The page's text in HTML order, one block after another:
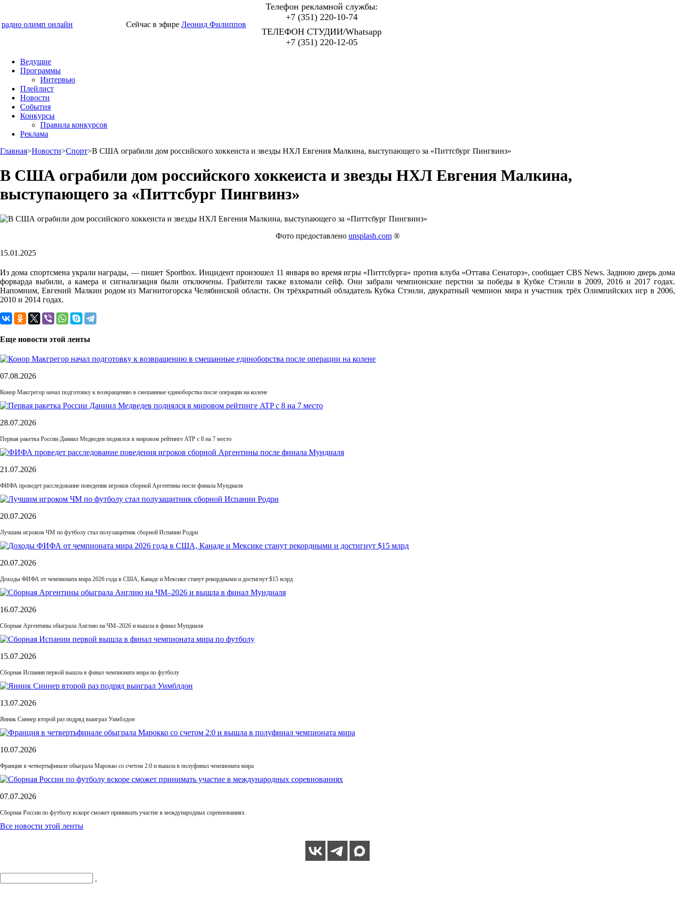
радио олимп онлайн Сейчас в эфире Леонид Филиппов
Телефон рекламной службы:
+7 (351) 220-10-74
ТЕЛЕФОН СТУДИИ/Whatsapp
+7 (351) 220-12-05
Ведущие
Программы
Интервью
Плейлист
Новости
События
Конкурсы
Правила конкурсов
Реклама
Главная>Новости>Спорт>В США ограбили дом российского хоккеиста и звезды НХЛ Евгения Малкина, выступающего за «Питтсбург Пингвинз»
В США ограбили дом российского хоккеиста и звезды НХЛ Евгения Малкина,
выступающего за «Питтсбург Пингвинз»
Фото предоставлено unsplash.com®
15.01.2025
Из дома спортсмена украли награды, — пишет Sportbox. Инцидент произошел 11 января во время игры «Питтсбурга» против клуба «Оттава Сенаторз», сообщает CBS News. Заднюю дверь дома
форварда выбили, а камера и сигнализация были отключены. Грабители также взломали сейф. Они забрали чемпионские перстни за победы в Кубке Стэнли в 2009, 2016 и 2017 годах.
Напомним, Евгений Малкин родом из Магнитогорска Челябинской области. Он трёхкратный обладатель Кубка Стэнли, двукратный чемпион мира и участник трёх Олимпийских игр в 2006,
2010 и 2014 годах.
Еще новости этой ленты
07.08.2026
Конор Макгрегор начал подготовку к возвращению в смешанные единоборства после операции на колене
28.07.2026
Первая ракетка России Даниил Медведев поднялся в мировом рейтинге ATP с 8 на 7 место
21.07.2026
ФИФА проведет расследование поведения игроков сборной Аргентины после финала Мундиаля
20.07.2026
Лучшим игроком ЧМ по футболу стал полузащитник сборной Испании Родри
20.07.2026
Доходы ФИФА от чемпионата мира 2026 года в США, Канаде и Мексике станут рекордными и достигнут $15 млрд
16.07.2026
Сборная Аргентины обыграла Англию на ЧМ–2026 и вышла в финал Мундиаля
15.07.2026
Сборная Испании первой вышла в финал чемпионата мира по футболу
13.07.2026
Янник Синнер второй раз подряд выиграл Уимблдон
10.07.2026
Франция в четвертьфинале обыграла Марокко со счетом 2:0 и вышла в полуфинал чемпионата мира
07.07.2026
Сборная России по футболу вскоре сможет принимать участие в международных соревнованиях
Все новости этой ленты